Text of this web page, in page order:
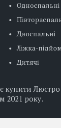
Односпальні
Двоспальні
Ліжка-
Дитячі
Люстро
2021 року.